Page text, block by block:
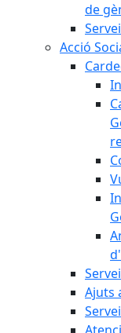
de
Acció
Ajuts